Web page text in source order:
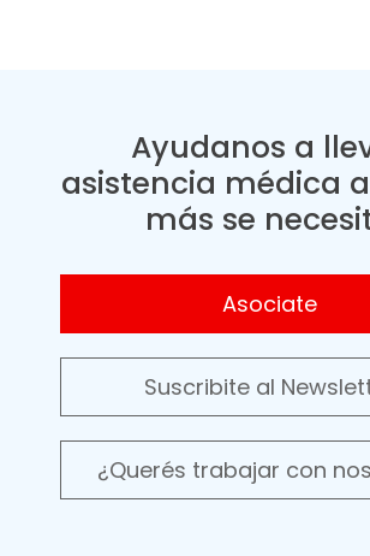
Ayudanos a
asistencia médica
más se
Asociate
Suscribite al
¿Querés trabajar con